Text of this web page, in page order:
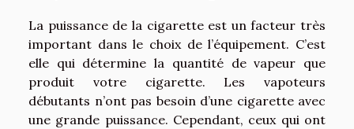
La puissance de la cigarette est un facteur très
important dans le choix de l’équipement. C’est
elle qui détermine la quantité de vapeur que
produit votre cigarette. Les vapoteurs
débutants n’ont pas besoin d’une cigarette avec
une grande puissance. Cependant, ceux qui ont